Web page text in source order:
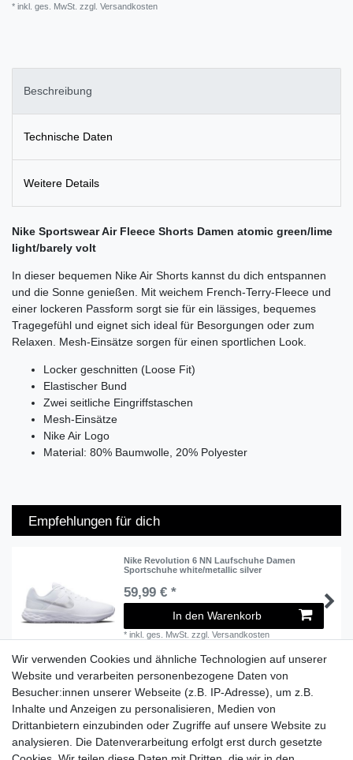
* inkl. ges. MwSt. zzgl. Versandkosten
Beschreibung
Technische Daten
Weitere Details
Nike Sportswear Air Fleece Shorts Damen atomic green/lime
light/barely volt
In dieser bequemen Nike Air Shorts kannst du dich entspannen
und die Sonne genießen. Mit weichem French-Terry-Fleece und
einer lockeren Passform sorgt sie für ein lässiges, bequemes
Tragegefühl und eignet sich ideal für Besorgungen oder zum
Relaxen. Mesh-Einsätze sorgen für einen sportlichen Look.
Locker geschnitten (Loose Fit)
Elastischer Bund
Zwei seitliche Eingriffstaschen
Mesh-Einsätze
Nike Air Logo
Material: 80% Baumwolle, 20% Polyester
Empfehlungen für dich
Nike Revolution 6 NN Laufschuhe Damen
Sportschuhe white/metallic silver
59,99 € *
In den Warenkorb
*inkl. ges. MwSt. zzgl.Versandkosten
Lieferzeit etwa 1 bis 3 Werktage
Versand mit DHL
14 Tage Rückgaberecht
Wir verwenden Cookies und ähnliche Technologien auf unserer
Website und verarbeiten personenbezogene Daten von
Besucher:innen unserer Webseite (z.B. IP-Adresse), um z.B.
Inhalte und Anzeigen zu personalisieren, Medien von
Drittanbietern einzubinden oder Zugriffe auf unsere Website zu
analysieren. Die Datenverarbeitung erfolgt erst durch gesetzte